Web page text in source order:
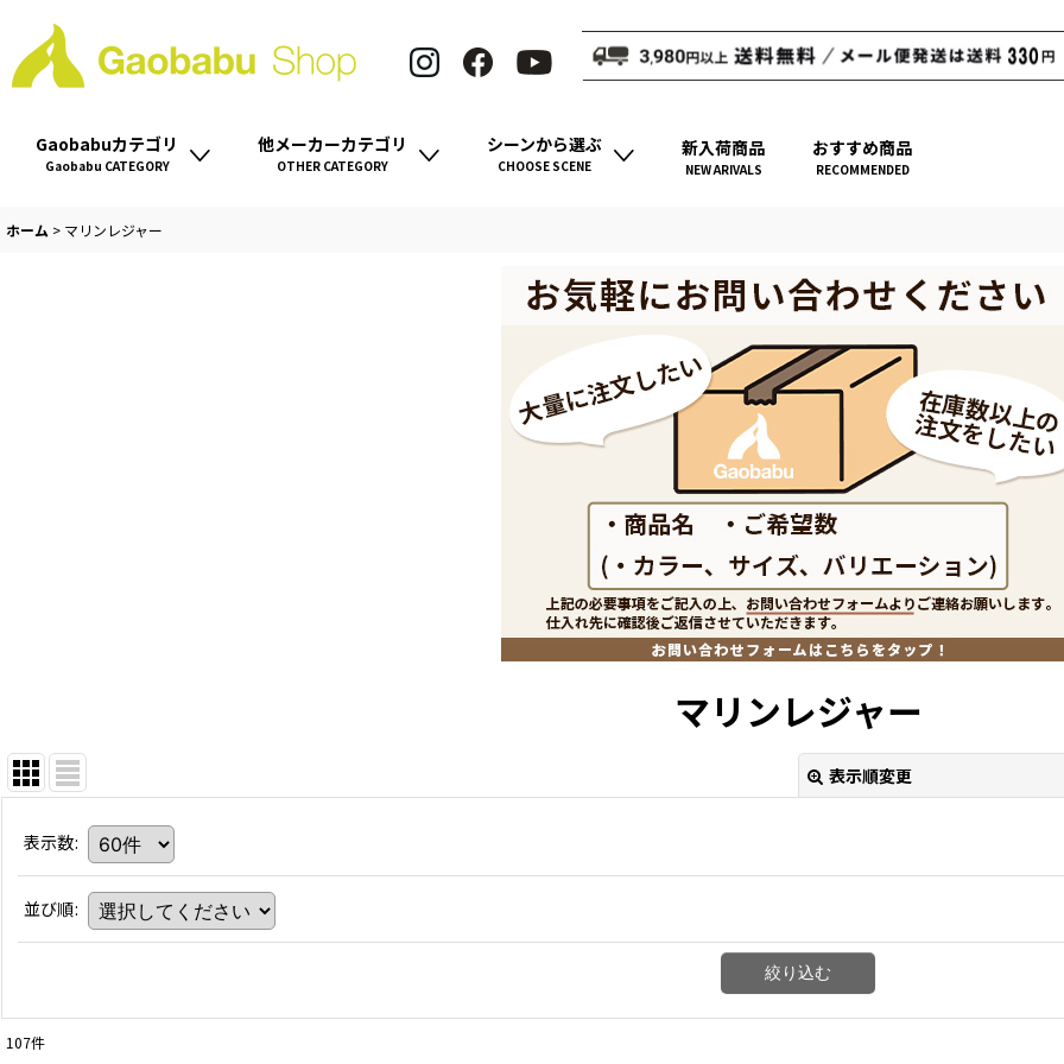
Gaobabuカテゴリ
Gaobabu CATEGORY
他メーカーカテゴリ
OTHER CATEGORY
シーンから選ぶ
CHOOSE SCENE
新入荷商品
NEW ARIVALS
おすすめ商品
RECOMMENDED
ホーム > マリンレジャー
マリンレジャー
表示順変更
表示数:
並び順:
絞り込む
107件